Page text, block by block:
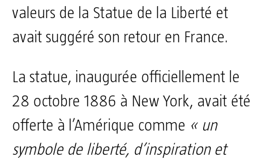
valeurs de la Statue de la Liberté et
avait suggéré son retour en France.
La statue, inaugurée officiellement le
28 octobre 1886 à New York, avait été
offerte à l’Amérique comme « un
symbole de liberté, d’inspiration et